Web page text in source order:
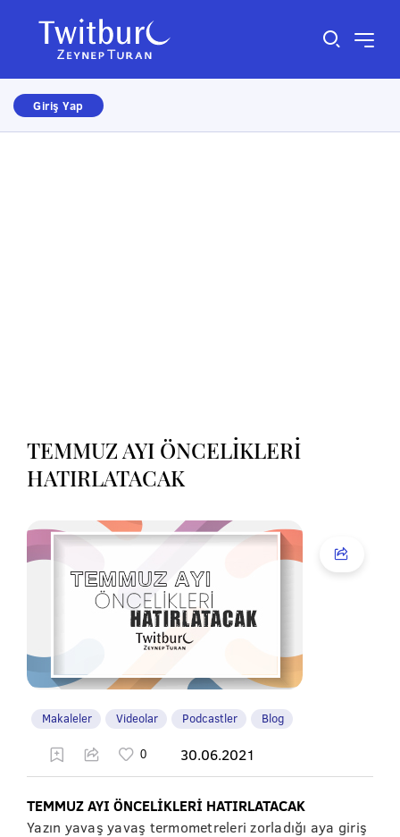
Giriş Yap
TEMMUZ AYI ÖNCELİKLERİ
HATIRLATACAK
Makaleler Videolar Podcastler Blog
30.06.2021
TEMMUZ AYI ÖNCELİKLERİ HATIRLATACAK
Yazın yavaş yavaş termometreleri zorladığı aya giriş